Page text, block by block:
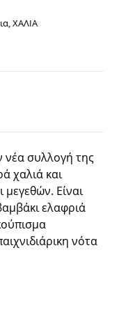
,ΧΑΛΙΑ
νέα συλλογή της
χαλιά και
μεγεθών. Είναι
ελαφριά
νότα